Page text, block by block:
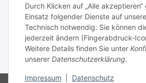
Durch Klicken auf „Alle
Einsatz folgender Dienste auf
Technisch notwendig. Sie können
jederzeit ändern (Fingerabdruck-
Weitere Details finden Sie unter
unserer Datenschutzerklärung.
Impressum Datenschutz
Informationen
Gesetzliche Informationen
* Alle Preise inkl. gesetzlicher USt., zzgl.Versand